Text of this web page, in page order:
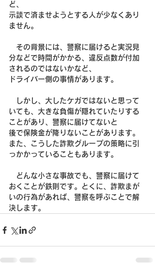
ど、
示談で済ませようとする人が少なくあり
ません。
その背景には、警察に届けると実況見
分などで時間がかかる、違反点数が付加
されるのではないかなど、
ドライバー側の事情があります。
しかし、大したケガではないと思って
いても、大きな負傷が隠れていたりする
ことがあり、警察に届けてないと
後で保険金が降りないことがあります。
また、こうした詐欺グループの策略に引
っかかっていることもあります。
どんな小さな事故でも、警察に届けて
おくことが鉄則です。とくに、詐欺まが
いの行為があれば、警察を呼ぶことで解
決します。